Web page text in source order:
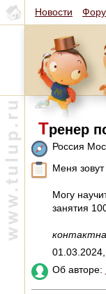
Новости
Тренер
Россия
Меня
Могу
занятия
Об авторе: